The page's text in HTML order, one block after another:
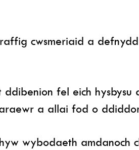
cwsmeriaid a
fel eich
a allai fod o
wybodaeth